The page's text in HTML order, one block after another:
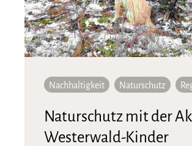
Nachhaltigkeit Naturschutz
Naturschutz mit der
Westerwald-Kinder